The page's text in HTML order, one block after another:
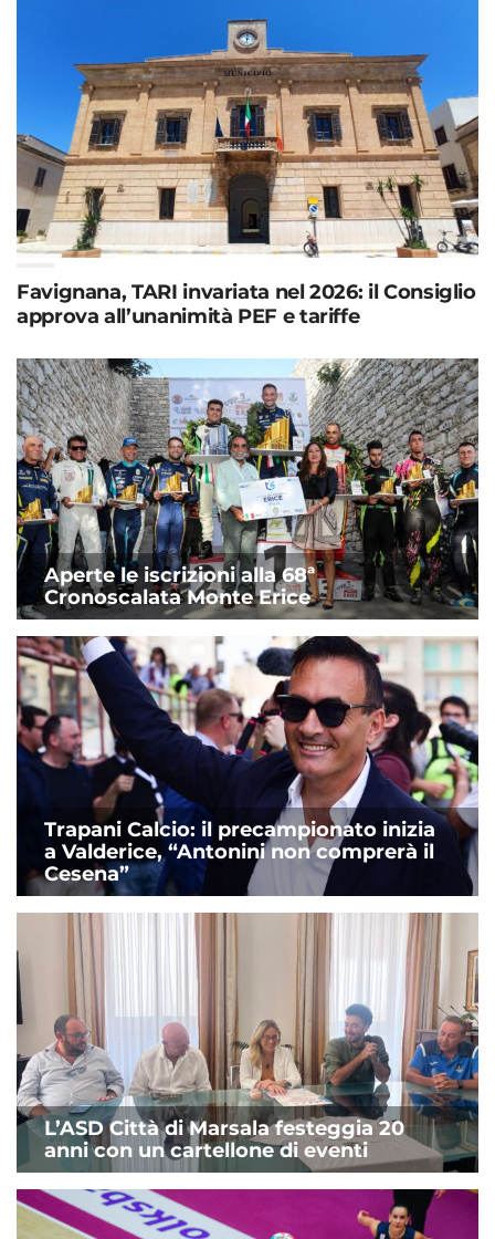
Favignana, TARI invariata nel 2026: il Consiglio
approva all’unanimità PEF e tariffe
Aperte le iscrizioni alla 68ª
Cronoscalata Monte Erice
Trapani Calcio: il precampionato inizia
a Valderice, “Antonini non comprerà il
Cesena”
L’ASD Città di Marsala festeggia 20
anni con un cartellone di eventi